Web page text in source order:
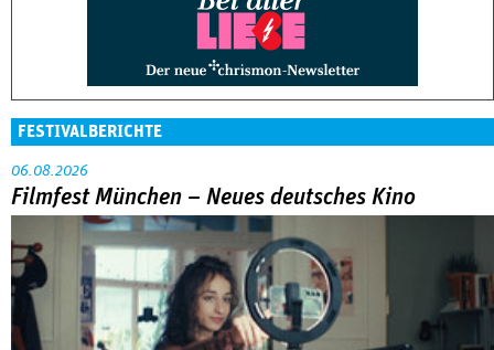
FESTIVALBERICHTE
06.08.2026
Filmfest München – Neues deutsches Kino